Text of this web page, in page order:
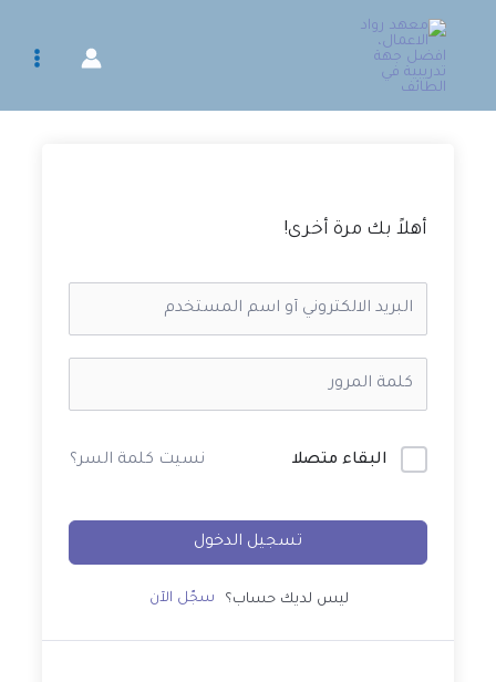
المحتوى
أهلاً بك مرة أخرى!
البقاء متصلا نسيت كلمة السر؟
تسجيل الدخول
ليس لديك حساب؟ سجّل الآن